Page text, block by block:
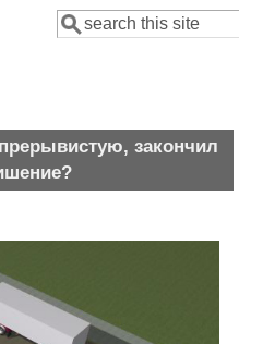
Форма поиска
Поиск
закончил